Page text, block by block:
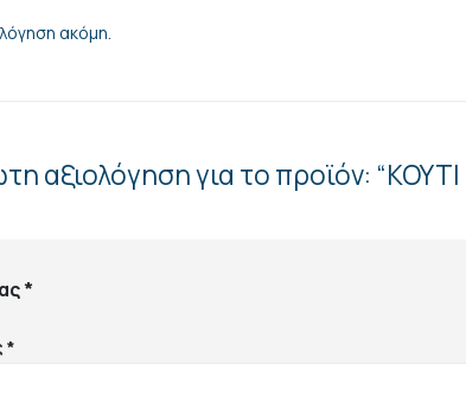
ακόμη.
αξιολόγηση για το προϊόν:
*
*